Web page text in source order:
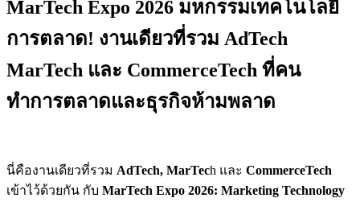
MarTech Expo 2026 มหกรรมเทคโนโลยี
การตลาด! งานเดียวที่รวม AdTech
MarTech และ CommerceTech ที่คน
ทำการตลาดและธุรกิจห้ามพลาด
นี่คืองานเดียวที่รวม AdTech, MarTech และ CommerceTech
เข้าไว้ด้วยกัน กับ MarTech Expo 2026: Marketing Technology